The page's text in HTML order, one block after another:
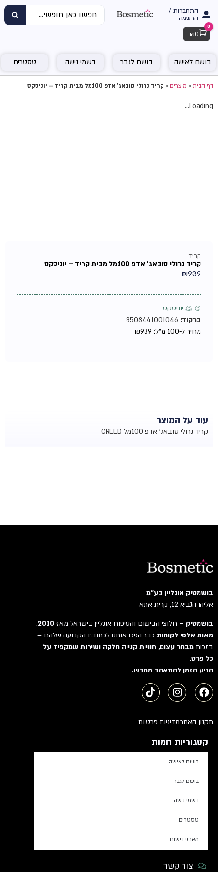
התחברות /
הרשמה
Cart
0
₪ 0
בושם לאישה בושם לגבר בשמי נישה טסטרים
דף הבית»מוצרים»קריד נרולי סובאג' אדפ 100מל מבית קריד – יוניסקס
Loading...
קריד
קריד נרולי סובאג' אדפ 100מל מבית קריד – יוניסקס
₪939
♂ ♀ יוניסקס
ברקוד:3508441001046
מחיר ל-100 מ"ל:
₪939
עוד על המוצר
קריד נרולי סובאג' אדפ 100מל CREED
בושמטיק אונליין בע"מ
אליהו הנביא 12, קרית אתא
בושמטיק –חלוצי הבישום והטיפוח אונליין בישראל מאז2010
.
מאות אלפי לקוחותכבר הפכו אותנו לכתובת הקבועה שלהם –
בזכותמבחר עצום, חוויית קנייה חלקה ושירות שמקפיד על
כל פרט.
הגיע הזמן להתאהב מחדש.
תקנון האתרמדיניות פרטיות
קטגוריות חמות
בושם לאישה
בושם לגבר
בשמי נישה
טסטרים
מארזי בישום
צור קשר